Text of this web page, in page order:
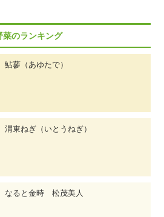
菜のランキング
蓼（あゆたで）
東ねぎ（いとうねぎ）
なると金時 松茂美人